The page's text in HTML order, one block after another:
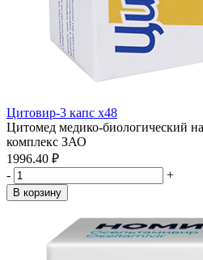
Цитовир-3 капс x48
Цитомед медико-биологический
комплекс ЗАО
1996.40 ₽
-
+
В корзину